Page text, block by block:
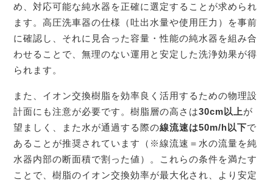
め、対応可能な純水器を正確に選定することが求められ
ます。高圧洗車器の仕様（吐出水量や使用圧力）を事前
に確認し、それに見合った容量・性能の純水器を組み合
わせることで、無理のない運用と安定した洗浄効果が得
られます。
また、イオン交換樹脂を効率良く活用するための物理設
計面にも注意が必要です。樹脂層の高さは30cm以上が
望ましく、また水が通過する際の線流速は50m/h以下で
あることが推奨されています（※線流速＝水の流量を純
水器内部の断面積で割った値）。これらの条件を満たす
ことで、樹脂のイオン交換効率が最大化され、より安定